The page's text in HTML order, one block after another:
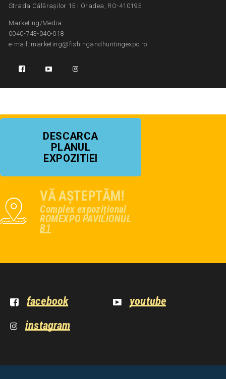
Strada Călărașilor 15 | Oradea, RO-410195
Marketing/Media:
0040-743-040-018
e-mail: marketing@fishingandhuntingexpo.ro
DESCARCA
PLANUL
EXPOZITIEI
VĂ AȘTEPTĂM!
Complex expozițional
ROMEXPO PAVILIONUL
B1
facebook
youtube
instagram